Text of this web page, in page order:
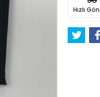
Hızlı